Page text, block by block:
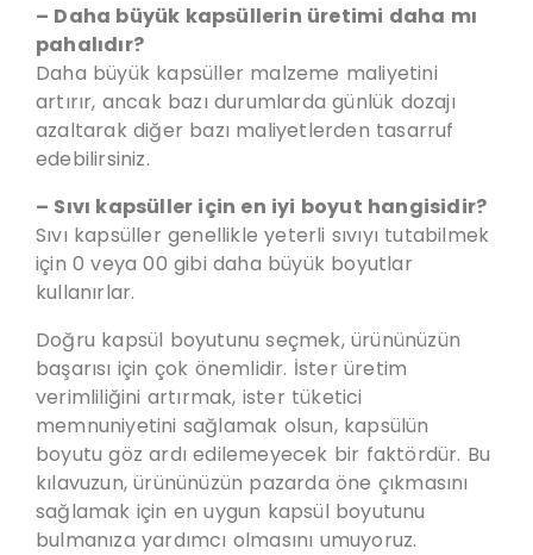
– Daha büyük kapsüllerin üretimi daha mı
pahalıdır?
Daha büyük kapsüller malzeme maliyetini
artırır, ancak bazı durumlarda günlük dozajı
azaltarak diğer bazı maliyetlerden tasarruf
edebilirsiniz.
– Sıvı kapsüller için en iyi boyut hangisidir?
Sıvı kapsüller genellikle yeterli sıvıyı tutabilmek
için 0 veya 00 gibi daha büyük boyutlar
kullanırlar.
Doğru kapsül boyutunu seçmek, ürününüzün
başarısı için çok önemlidir. İster üretim
verimliliğini artırmak, ister tüketici
memnuniyetini sağlamak olsun, kapsülün
boyutu göz ardı edilemeyecek bir faktördür. Bu
kılavuzun, ürününüzün pazarda öne çıkmasını
sağlamak için en uygun kapsül boyutunu
bulmanıza yardımcı olmasını umuyoruz.